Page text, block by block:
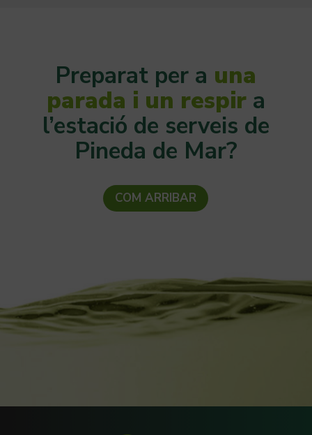
Preparat per a una
parada i un respira
l’estació de serveis de
Pineda de Mar?
COM ARRIBAR